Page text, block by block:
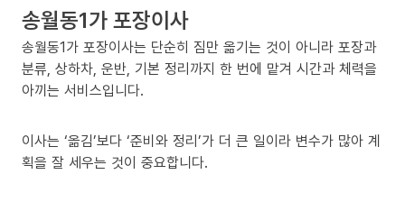
송월동1가 포장이사
송월동1가 포장이사는 단순히 짐만 옮기는 것이 아니라 포장과
분류, 상하차, 운반, 기본 정리까지 한 번에 맡겨 시간과 체력을
아끼는 서비스입니다.
이사는 ‘옮김’보다 ‘준비와 정리’가 더 큰 일이라 변수가 많아 계
획을 잘 세우는 것이 중요합니다.